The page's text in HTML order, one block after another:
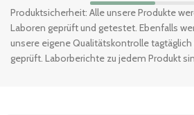
Produktsicherheit: Alle unsere Produkte
Laboren geprüft und getestet. Ebenfalls
unsere eigene Qualitätskontrolle
geprüft. Laborberichte zu jedem Produkt